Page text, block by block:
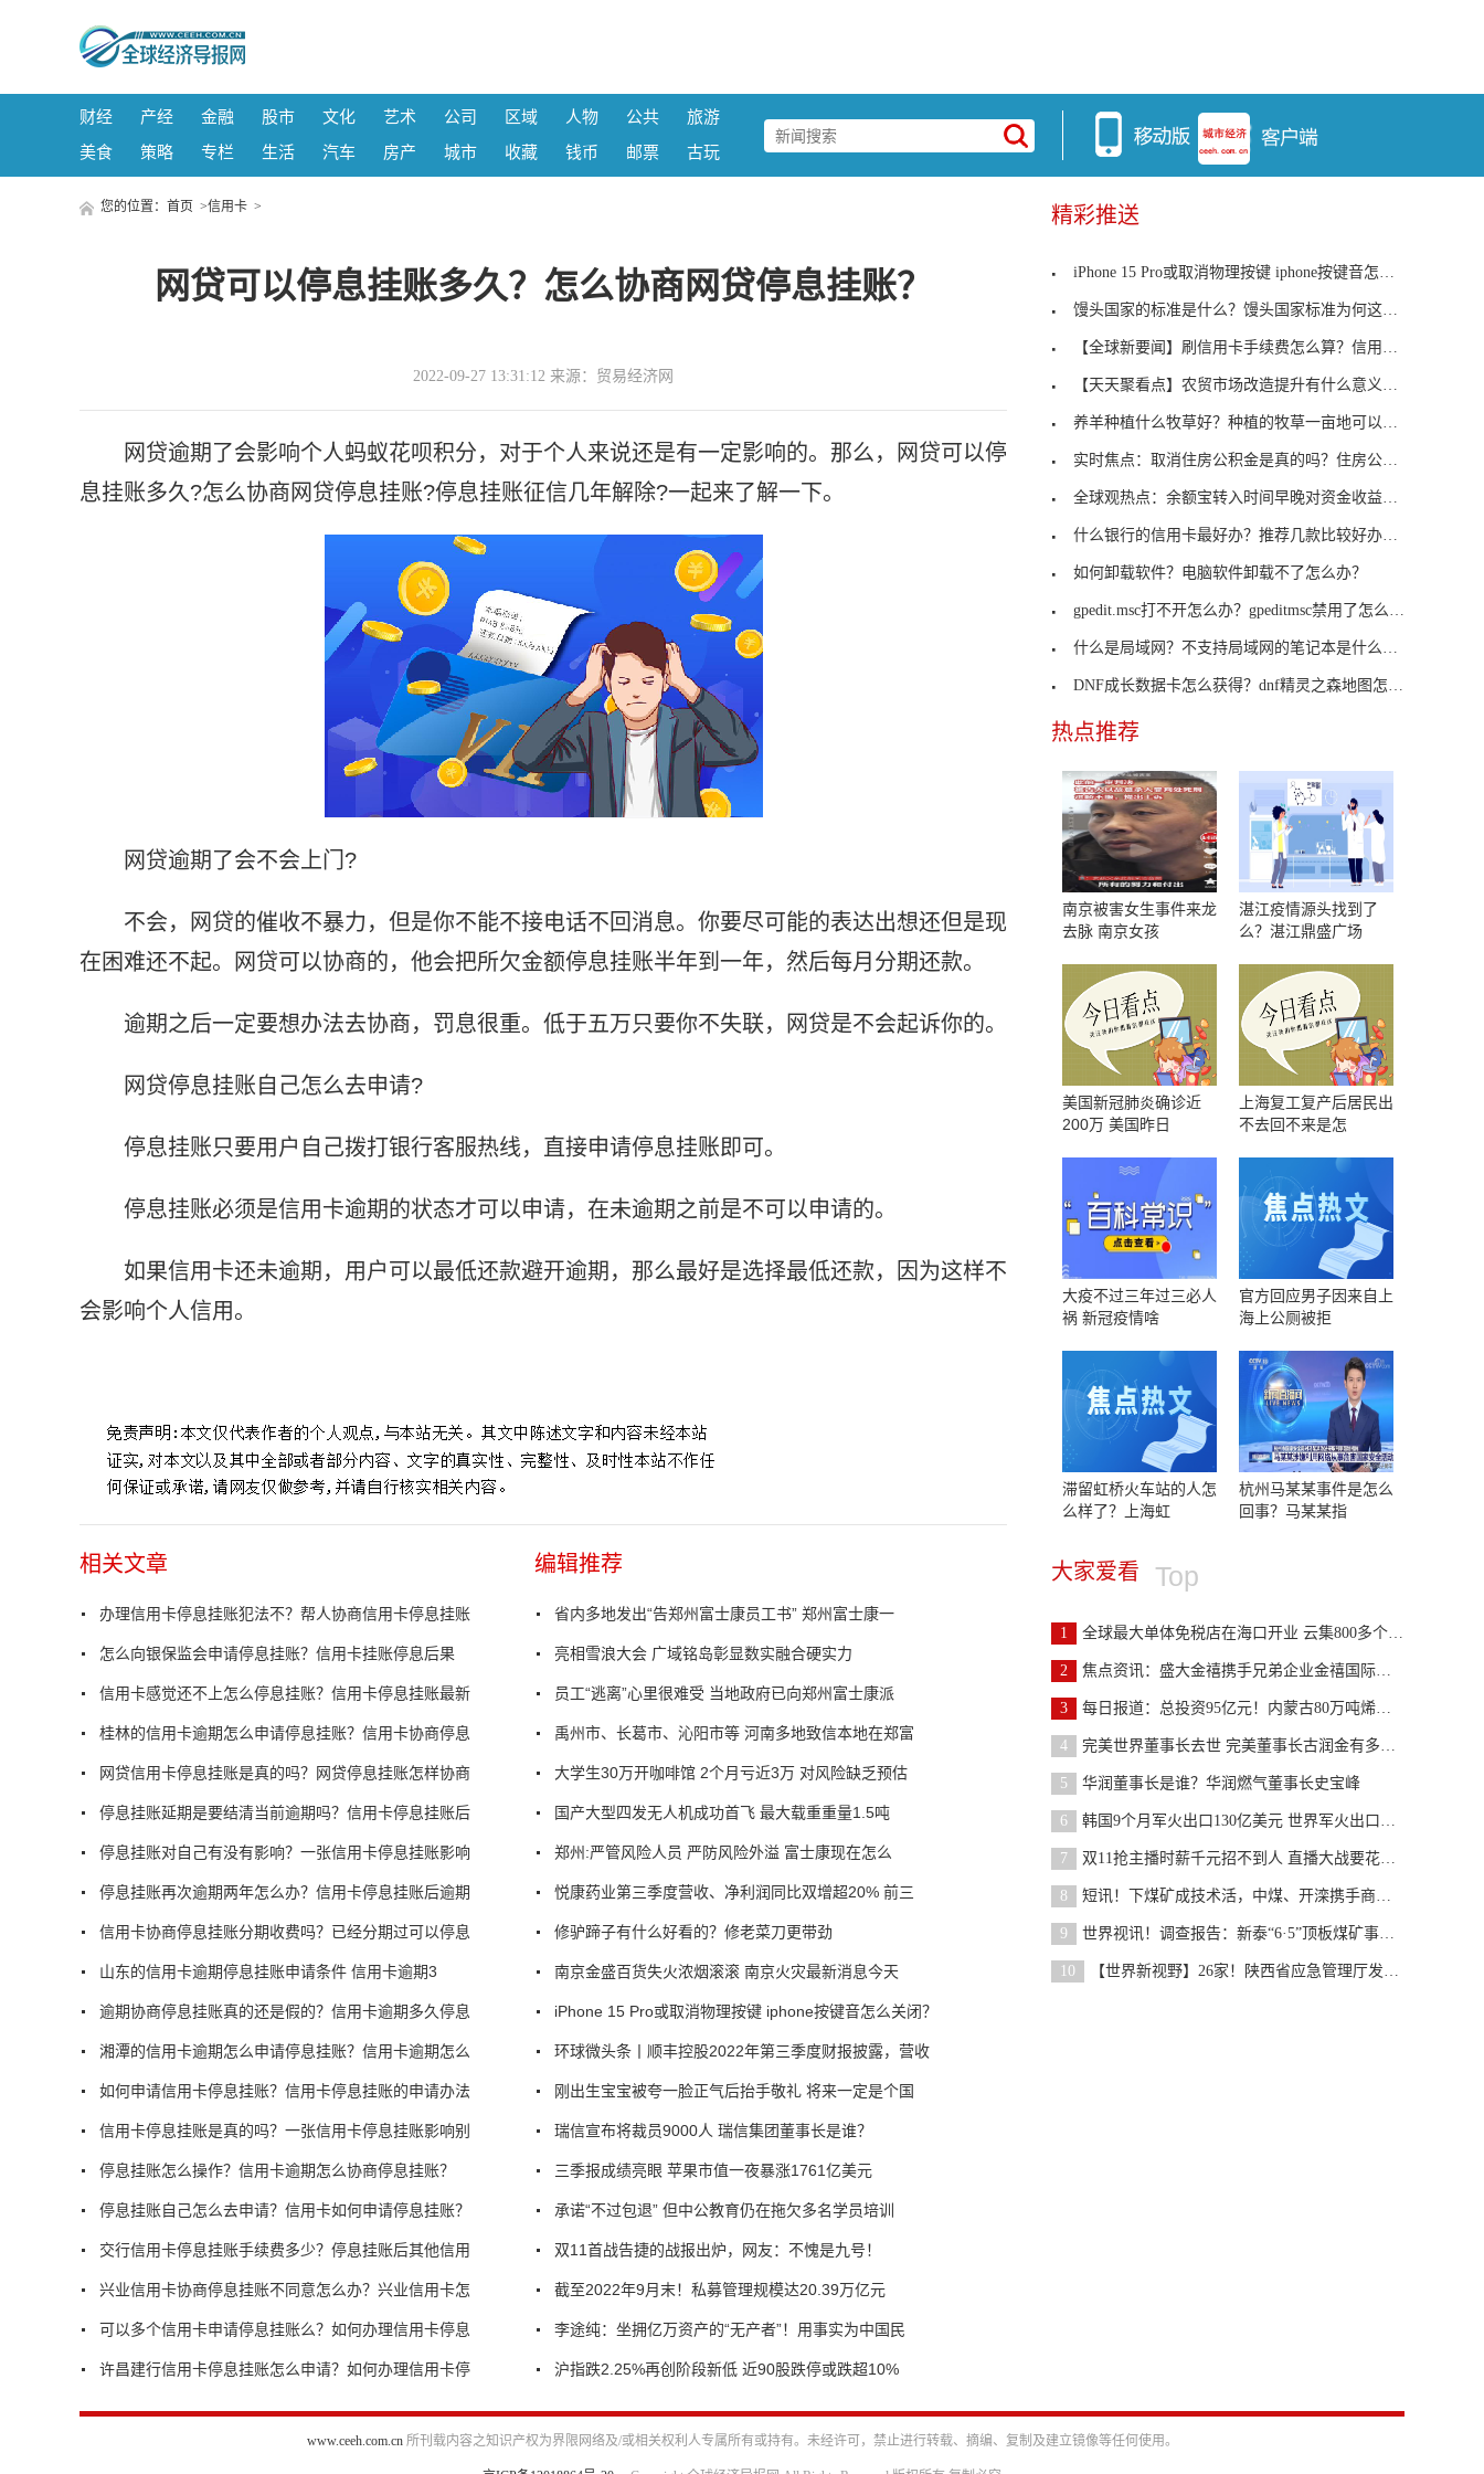
财经 产经 金融 股市 文化 艺术 公司 区域 人物 公共
旅游
美食
策略 专栏 生活 汽车 房产 城市 收藏 钱币 邮票 古玩
您的位置： 首页 >信用卡 >
网贷可以停息挂账多久？怎么协商网贷停息挂账？
2022-09-27 13:31:12 来源：贸易经济网
网贷逾期了会影响个人蚂蚁花呗积分，对于个人来说还是有一定影响的。那么，网贷可以停
息挂账多久?怎么协商网贷停息挂账?停息挂账征信几年解除?一起来了解一下。
网贷逾期了会不会上门?
不会，网贷的催收不暴力，但是你不能不接电话不回消息。你要尽可能的表达出想还但是现
在困难还不起。网贷可以协商的，他会把所欠金额停息挂账半年到一年，然后每月分期还款。
逾期之后一定要想办法去协商，罚息很重。低于五万只要你不失联，网贷是不会起诉你的。
网贷停息挂账自己怎么去申请?
停息挂账只要用户自己拨打银行客服热线，直接申请停息挂账即可。
停息挂账必须是信用卡逾期的状态才可以申请，在未逾期之前是不可以申请的。
如果信用卡还未逾期，用户可以最低还款避开逾期，那么最好是选择最低还款，因为这样不
会影响个人信用。
相关文章
办理信用卡停息挂账犯法不？帮人协商信用卡停息挂账
怎么向银保监会申请停息挂账？信用卡挂账停息后果
信用卡感觉还不上怎么停息挂账？信用卡停息挂账最新
桂林的信用卡逾期怎么申请停息挂账？信用卡协商停息
网贷信用卡停息挂账是真的吗？网贷停息挂账怎样协商
停息挂账延期是要结清当前逾期吗？信用卡停息挂账后
停息挂账对自己有没有影响？一张信用卡停息挂账影响
停息挂账再次逾期两年怎么办？信用卡停息挂账后逾期
信用卡协商停息挂账分期收费吗？已经分期过可以停息
山东的信用卡逾期停息挂账申请条件 信用卡逾期3
逾期协商停息挂账真的还是假的？信用卡逾期多久停息
湘潭的信用卡逾期怎么申请停息挂账？信用卡逾期怎么
如何申请信用卡停息挂账？信用卡停息挂账的申请办法
信用卡停息挂账是真的吗？一张信用卡停息挂账影响别
停息挂账怎么操作？信用卡逾期怎么协商停息挂账？
停息挂账自己怎么去申请？信用卡如何申请停息挂账？
交行信用卡停息挂账手续费多少？停息挂账后其他信用
兴业信用卡协商停息挂账不同意怎么办？兴业信用卡怎
可以多个信用卡申请停息挂账么？如何办理信用卡停息
许昌建行信用卡停息挂账怎么申请？如何办理信用卡停
编辑推荐
省内多地发出“告郑州富士康员工书” 郑州富士康一
亮相雪浪大会 广域铭岛彰显数实融合硬实力
员工“逃离”心里很难受 当地政府已向郑州富士康派
禹州市、长葛市、沁阳市等 河南多地致信本地在郑富
大学生30万开咖啡馆 2个月亏近3万 对风险缺乏预估
国产大型四发无人机成功首飞 最大载重重量1.5吨
郑州:严管风险人员 严防风险外溢 富士康现在怎么
悦康药业第三季度营收、净利润同比双增超20% 前三
修驴蹄子有什么好看的？修老菜刀更带劲
南京金盛百货失火浓烟滚滚 南京火灾最新消息今天
iPhone 15 Pro或取消物理按键 iphone按键音怎么关闭？
环球微头条丨顺丰控股2022年第三季度财报披露，营收
刚出生宝宝被夸一脸正气后抬手敬礼 将来一定是个国
瑞信宣布将裁员9000人 瑞信集团董事长是谁？
三季报成绩亮眼 苹果市值一夜暴涨1761亿美元
承诺“不过包退” 但中公教育仍在拖欠多名学员培训
双11首战告捷的战报出炉，网友：不愧是九号！
截至2022年9月末！私募管理规模达20.39万亿元
李途纯：坐拥亿万资产的“无产者”！用事实为中国民
沪指跌2.25%再创阶段新低 近90股跌停或跌超10%
精彩推送
iPhone 15 Pro或取消物理按键 iphone按键音怎么关闭？
馒头国家的标准是什么？馒头国家标准为何这么严格？
【全球新要闻】刷信用卡手续费怎么算？信用卡刷卡手
【天天聚看点】农贸市场改造提升有什么意义？农贸市
养羊种植什么牧草好？种植的牧草一亩地可以养活多少
实时焦点：取消住房公积金是真的吗？住房公积金有什
全球观热点：余额宝转入时间早晚对资金收益有什么影
什么银行的信用卡最好办？推荐几款比较好办的银行信
如何卸载软件？电脑软件卸载不了怎么办？
gpedit.msc打不开怎么办？gpeditmsc禁用了怎么重新打开？
什么是局域网？不支持局域网的笔记本是什么意思？
DNF成长数据卡怎么获得？dnf精灵之森地图怎么走？
热点推荐
南京被害女生事件来龙
去脉 南京女孩
湛江疫情源头找到了
么？湛江鼎盛广场
美国新冠肺炎确诊近
200万 美国昨日
上海复工复产后居民出
不去回不来是怎
大疫不过三年过三必人
祸 新冠疫情啥
官方回应男子因来自上
海上公厕被拒
滞留虹桥火车站的人怎
么样了？上海虹
杭州马某某事件是怎么
回事？马某某指
大家爱看 Top
1 全球最大单体免税店在海口开业 云集800多个国际国
2 焦点资讯：盛大金禧携手兄弟企业金禧国际，共同为煤
3 每日报道：总投资95亿元！内蒙古80万吨烯烃项目最新
4 完美世界董事长去世 完美董事长古润金有多少钱？
5 华润董事长是谁？华润燃气董事长史宝峰
6 韩国9个月军火出口130亿美元 世界军火出口金额排名
7 双11抢主播时薪千元招不到人 直播大战要花多少钱？
8 短讯！下煤矿成技术活，中煤、开滦携手商汤部署矿山
9 世界视讯！调查报告：新泰“6·5”顶板煤矿事故致3
10 【世界新视野】26家！陕西省应急管理厅发布2022年12
www.ceeh.com.cn所刊载内容之知识产权为界限网络及/或相关权利人专属所有或持有。未经许可，禁止进行转载、摘编、复制及建立镜像等任何使用。